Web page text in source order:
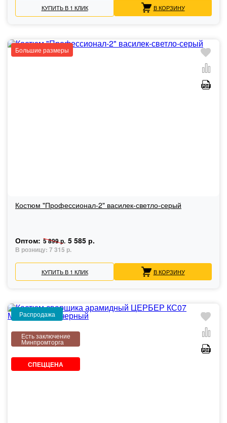
КУПИТЬ В 1 КЛИК В КОРЗИНУ
Большие размеры
Костюм "Профессионал-2" василек-светло-серый
Оптом: 5 899 р. 5 585 р.
В розницу: 7 315 р.
КУПИТЬ В 1 КЛИК В КОРЗИНУ
Распродажа
Есть заключение
Минпромторга
СПЕЦЦЕНА